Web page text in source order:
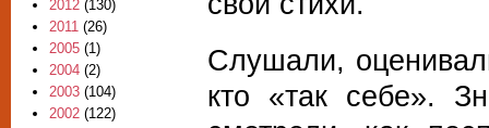
Слушали,
кто «так себе».
2012 (130)
2011 (26)
2005 (1)
2004 (2)
2003 (104)
2002 (122)